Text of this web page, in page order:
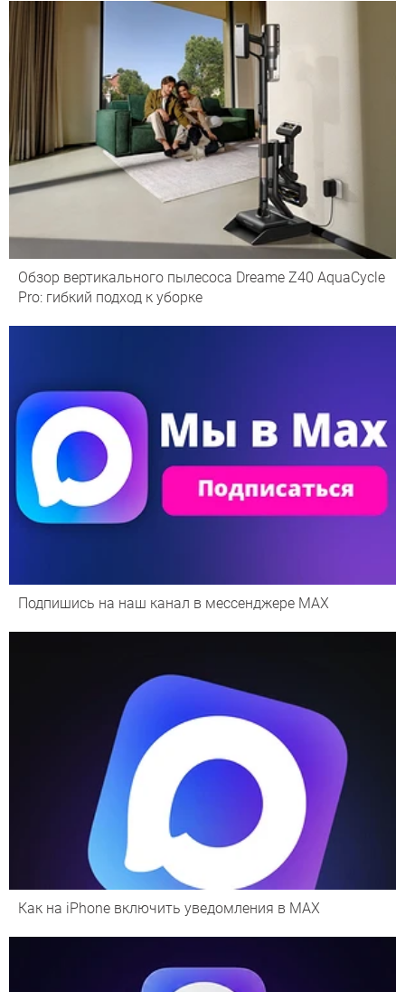
Обзор вертикального пылесоса Dreame Z40 AquaCycle
Pro: гибкий подход к уборке
Подпишись на наш канал в мессенджере МАХ
Как на iPhone включить уведомления в MAX